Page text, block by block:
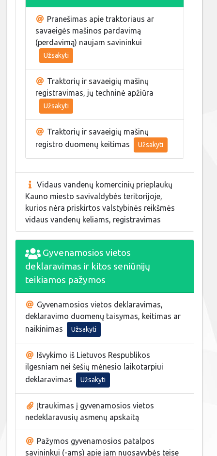
Pranešimas apie traktoriaus ar
savaeigės mašinos pardavimą
(perdavimą) naujam savininkui
Užsakyti
Traktorių ir savaeigių mašinų
registravimas, jų techninė apžiūra
Užsakyti
Traktorių ir savaeigių mašinų
registro duomenų keitimas
Užsakyti
Vidaus vandenų komercinių prieplaukų
Kauno miesto savivaldybės teritorijoje,
kurios nėra priskirtos valstybinės reikšmės
vidaus vandenų keliams, registravimas
Gyvenamosios vietos
deklaravimas ir kitos seniūnijų
teikiamos pažymos
Gyvenamosios vietos deklaravimas,
deklaravimo duomenų taisymas, keitimas ar
naikinimas
Užsakyti
Išvykimo iš Lietuvos Respublikos
ilgesniam nei šešių mėnesio laikotarpiui
deklaravimas
Užsakyti
Įtraukimas į gyvenamosios vietos
nedeklaravusių asmenų apskaitą
Pažymos gyvenamosios patalpos
savininkui (-ams) apie jam nuosavybės teise